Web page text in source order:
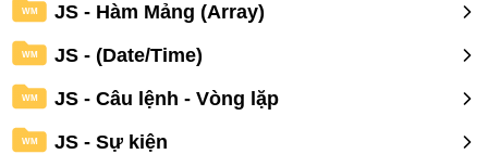
WM JS - Hàm Mảng (Array)
WM JS - (Date/Time)
WM JS - Câu lệnh - Vòng lặp
WM JS - Sự kiện